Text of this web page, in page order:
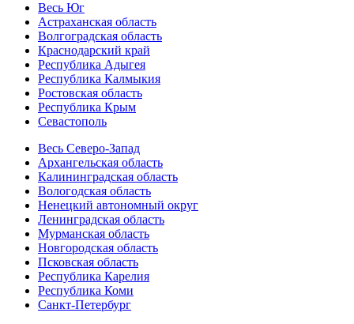
Весь Юг
Астраханская область
Волгоградская область
Краснодарский край
Республика Адыгея
Республика Калмыкия
Ростовская область
Республика Крым
Севастополь
Весь Северо-Запад
Архангельская область
Калининградская область
Вологодская область
Ненецкий автономный округ
Ленинградская область
Мурманская область
Новгородская область
Псковская область
Республика Карелия
Республика Коми
Санкт-Петербург